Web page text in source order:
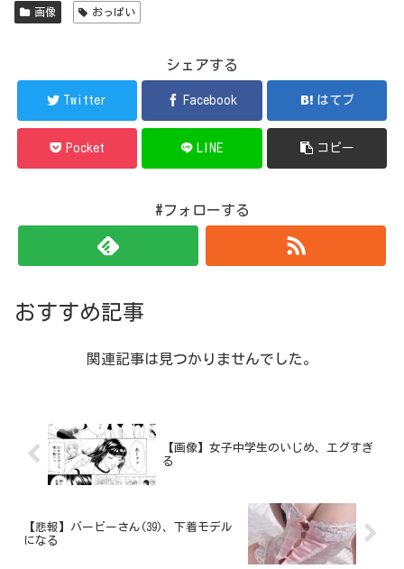
画像 おっぱい
シェアする
Twitter Facebook はてブ
Pocket LINE コピー
#フォローする
おすすめ記事
関連記事は見つかりませんでした。
【画像】女子中学生のいじめ、エグすぎ
る
【悲報】バービーさん(39)、下着モデル
になる